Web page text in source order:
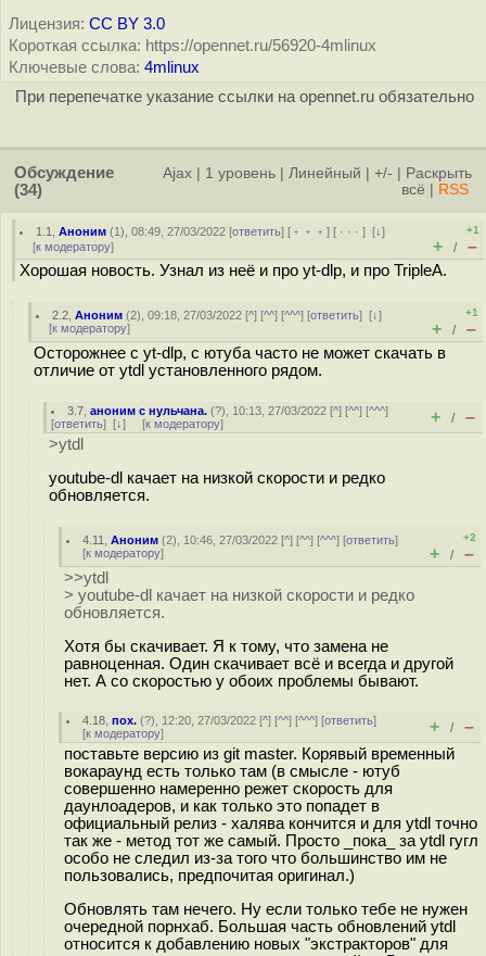
Лицензия: CC BY 3.0
Короткая ссылка: https://opennet.ru/56920-4mlinux
Ключевые слова: 4mlinux
При перепечатке указание ссылки на opennet.ru обязательно
Обсуждение
(34)
Ajax 1 уровень Линейный +/-
Раскрыть
всё
RSS
1.1 ,Аноним (1), 08:49, 27/03/2022 [ответить] [ ﹢﹢﹢] [ · · ·][↓]
[к модератору]
+1
+ / –
Хорошая новость. Узнал из неё и про yt-dlp, и про TripleA.
2.2 ,Аноним (2), 09:18, 27/03/2022 [^] [^^] [^^^] [ответить][↓]
[к модератору]
+1
+ / –
Осторожнее с yt-dlp, с ютуба часто не может скачать в
отличие от ytdl установленного рядом.
3.7 ,аноним с нульчана. (?), 10:13, 27/03/2022 [^] [^^] [^^^]
[ответить] [↓] [к модератору] + / –
>ytdl
youtube-dl качает на низкой скорости и редко
обновляется.
4.11 ,Аноним (2), 10:46, 27/03/2022 [^] [^^] [^^^] [ответить]
[к модератору]
+2
+ / –
>>ytdl
> youtube-dl качает на низкой скорости и редко
обновляется.
Хотя бы скачивает. Я к тому, что замена не
равноценная. Один скачивает всё и всегда и другой
нет. А со скоростью у обоих проблемы бывают.
4.18 ,пох. (?), 12:20, 27/03/2022 [^] [^^] [^^^] [ответить]
[к модератору] + / –
поставьте версию из git master. Корявый временный
вокараунд есть только там (в смысле - ютуб
совершенно намеренно режет скорость для
даунлоадеров, и как только это попадет в
официальный релиз - халява кончится и для ytdl точно
так же - метод тот же самый. Просто _пока_ за ytdl гугл
особо не следил из-за того что большинство им не
пользовались, предпочитая оригинал.)
Обновлять там нечего. Ну если только тебе не нужен
очередной порнхаб. Большая часть обновлений ytdl
относится к добавлению новых "экстракторов" для